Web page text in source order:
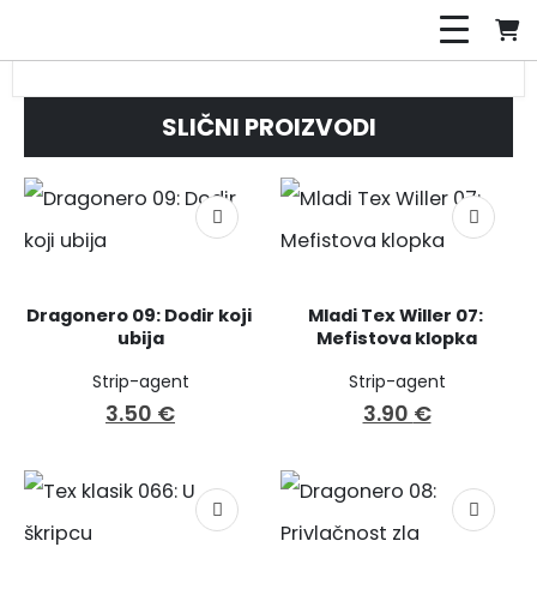
SLIČNI PROIZVODI
Dragonero 09: Dodir koji
ubija
Strip-agent
3.50 €
Mladi Tex Willer 07:
Mefistova klopka
Strip-agent
3.90 €